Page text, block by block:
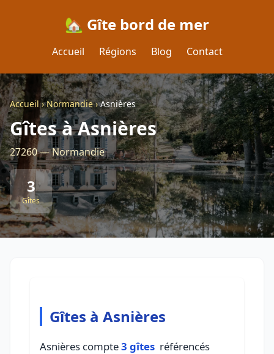
🏡 Gîte bord de mer
Accueil Régions Blog Contact
Accueil›Normandie›Asnières
Gîtes à Asnières
27260 — Normandie
3
Gîtes
Gîtes à Asnières
Asnières compte3 gîtes référencés